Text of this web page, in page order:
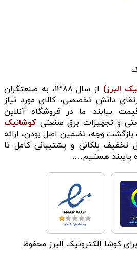
البرز)
از سال 1388، به صنعتگران
دانش تخصصی، کالای مورد نیاز
بیابند. ما در فروشگاه آنلاین
و تجهیزات برق صنعتی کوشانیک
اصل ضمانت 7روزه بازگشت وجه، تضمین اصل بودن، ارائه
تخفیف پلکانی و پشتیبانی کامل تا
پایبند هستیم….
کوشا الکترونیک البرز محفوظ